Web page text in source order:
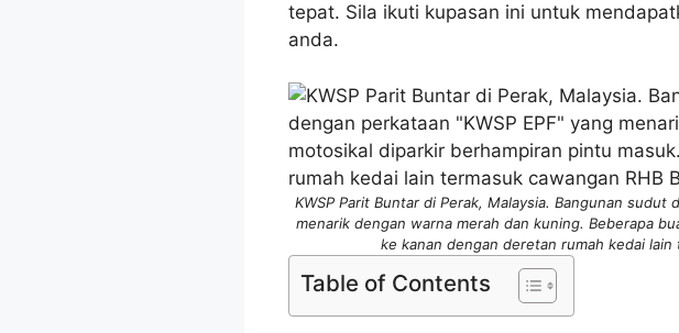
tepat. Sila ikuti kupasan ini untuk
anda.
KWSP Parit Buntar di Perak, Malaysia. Bangunan
menarik dengan warna merah dan kuning. Beberapa
ke kanan dengan deretan rumah kedai
Table of Contents